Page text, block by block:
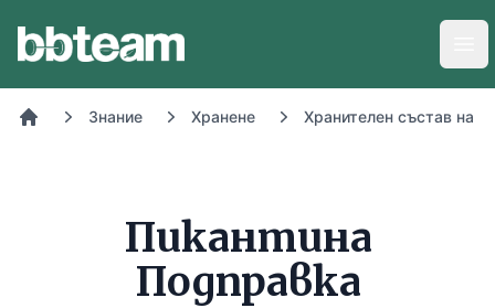
Знание Хранене Хранителен състав на
Пикантина
Подправка